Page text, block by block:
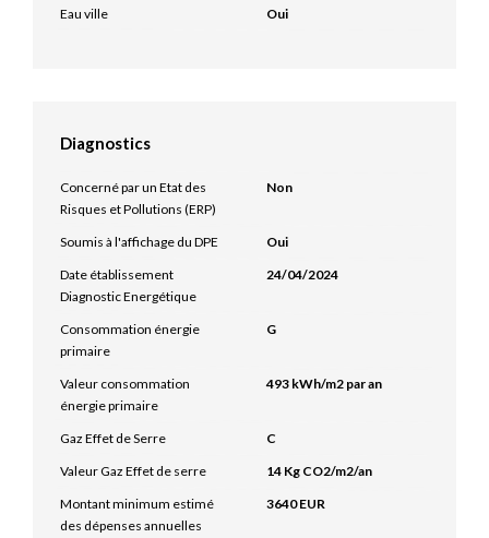
Eau ville
Oui
Diagnostics
Concerné par un Etat des
Risques et Pollutions (ERP)
Non
Soumis à l'affichage du DPE
Oui
Date établissement
Diagnostic Energétique
24/04/2024
Consommation énergie
primaire
G
Valeur consommation
énergie primaire
493 kWh/m2 par an
Gaz Effet de Serre
C
Valeur Gaz Effet de serre
14 Kg CO2/m2/an
Montant minimum estimé
des dépenses annuelles
3640 EUR